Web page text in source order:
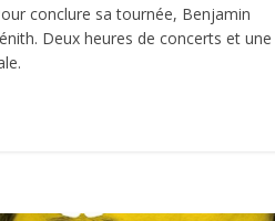
conclure sa tournée, Benjamin
Deux heures de concerts et une